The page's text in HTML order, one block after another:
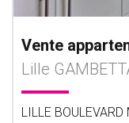
Vente
Lille
LILLE